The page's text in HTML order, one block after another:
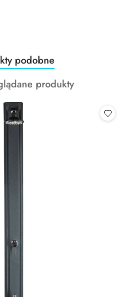
podobne
produkty